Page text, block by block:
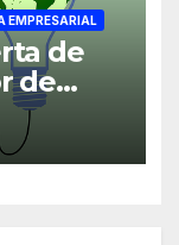
EMPRESARIAL
de
de